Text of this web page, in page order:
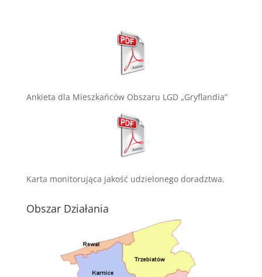
Ankieta dla Mieszkańców Obszaru LGD „Gryflandia”
Karta monitorująca jakość udzielonego doradztwa.
Obszar Działania